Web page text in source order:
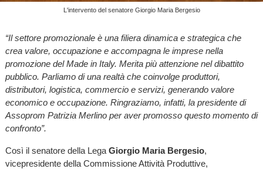
L'intervento del senatore Giorgio Maria Bergesio
“Il settore promozionale è una filiera dinamica e strategica che
crea valore, occupazione e accompagna le imprese nella
promozione del Made in Italy. Merita più attenzione nel dibattito
pubblico. Parliamo di una realtà che coinvolge produttori,
distributori, logistica, commercio e servizi, generando valore
economico e occupazione. Ringraziamo, infatti, la presidente di
Assoprom Patrizia Merlino per aver promosso questo momento di
confronto”.
Così il senatore della Lega Giorgio Maria Bergesio,
vicepresidente della Commissione Attività Produttive,